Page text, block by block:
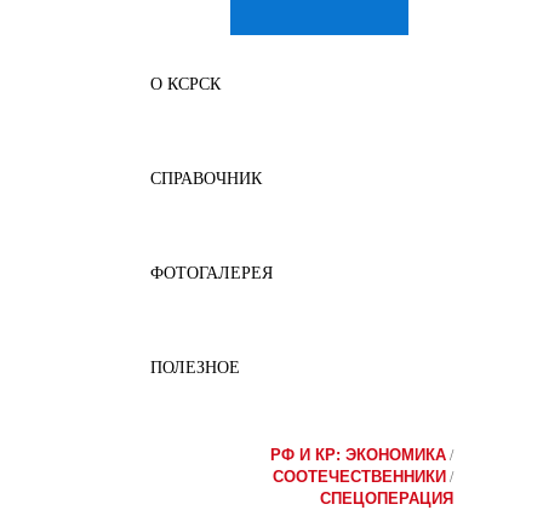
О КСРСК
СПРАВОЧНИК
ФОТОГАЛЕРЕЯ
ПОЛЕЗНОЕ
РФ И КР: ЭКОНОМИКА /
СООТЕЧЕСТВЕННИКИ /
СПЕЦОПЕРАЦИЯ